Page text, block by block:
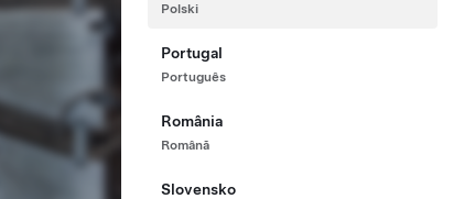
Polski
Portugal
Português
România
Română
Slovensko